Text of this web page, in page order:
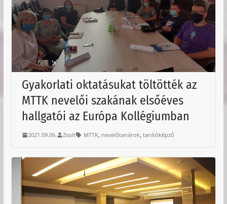
Gyakorlati oktatásukat töltötték az
MTTK nevelői szakának elsőéves
hallgatói az Európa Kollégiumban
2021.09.06. Zsolt MTTK, nevelőtanárok, tanítóképző